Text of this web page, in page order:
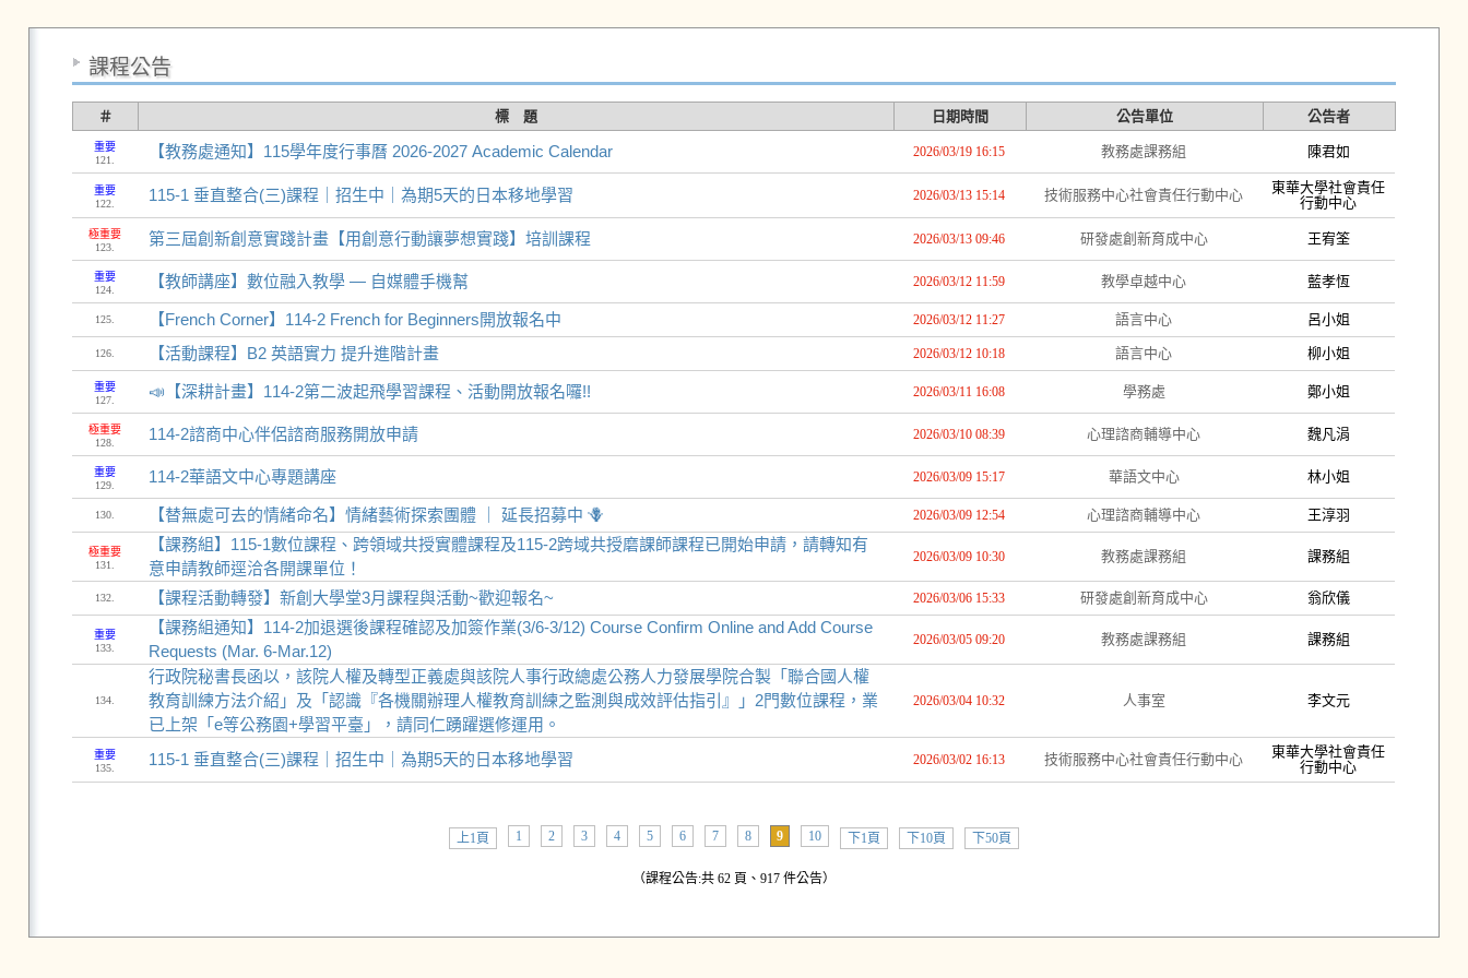
課程公告
＃ 標 題 日期時間 公告單位 公告者
重要
121.
【教務處通知】115學年度行事曆 2026-2027 Academic Calendar 2026/03/19 16:15 教務處課務組 陳君如
重要
122.
115-1 垂直整合(三)課程｜招生中｜為期5天的日本移地學習 2026/03/13 15:14 技術服務中心社會責任行動中心
東華大學社會責任
行動中心
極重要
123.
第三屆創新創意實踐計畫【用創意行動讓夢想實踐】培訓課程 2026/03/13 09:46 研發處創新育成中心 王宥筌
重要
124.
【教師講座】數位融入教學 — 自媒體手機幫 2026/03/12 11:59 教學卓越中心 藍孝恆
125. 【French Corner】114-2 French for Beginners開放報名中 2026/03/12 11:27 語言中心 呂小姐
126. 【活動課程】B2 英語實力 提升進階計畫 2026/03/12 10:18 語言中心 柳小姐
重要
127.
📣【深耕計畫】114-2第二波起飛學習課程、活動開放報名囉!! 2026/03/11 16:08 學務處 鄭小姐
極重要
128.
114-2諮商中心伴侶諮商服務開放申請 2026/03/10 08:39 心理諮商輔導中心 魏凡涓
重要
129.
114-2華語文中心專題講座 2026/03/09 15:17 華語文中心 林小姐
130. 【替無處可去的情緒命名】情緒藝術探索團體 ｜ 延長招募中 🪻 2026/03/09 12:54 心理諮商輔導中心 王淳羽
極重要
131.
【課務組】115-1數位課程、跨領域共授實體課程及115-2跨域共授磨課師課程已開始申請，請轉知有
意申請教師逕洽各開課單位！
2026/03/09 10:30 教務處課務組 課務組
132. 【課程活動轉發】新創大學堂3月課程與活動~歡迎報名~ 2026/03/06 15:33 研發處創新育成中心 翁欣儀
重要
133.
【課務組通知】114-2加退選後課程確認及加簽作業(3/6-3/12) Course Confirm Online and Add Course
Requests (Mar. 6-Mar.12)
2026/03/05 09:20 教務處課務組 課務組
134.
行政院秘書長函以，該院人權及轉型正義處與該院人事行政總處公務人力發展學院合製「聯合國人權
教育訓練方法介紹」及「認識『各機關辦理人權教育訓練之監測與成效評估指引』」2門數位課程，業
已上架「e等公務園+學習平臺」，請同仁踴躍選修運用。
2026/03/04 10:32 人事室 李文元
重要
135.
115-1 垂直整合(三)課程｜招生中｜為期5天的日本移地學習 2026/03/02 16:13 技術服務中心社會責任行動中心
東華大學社會責任
行動中心
上1頁 1 2 3 4 5 6 7 8 9 10 下1頁 下10頁 下50頁
（課程公告:共 62 頁、917 件公告）